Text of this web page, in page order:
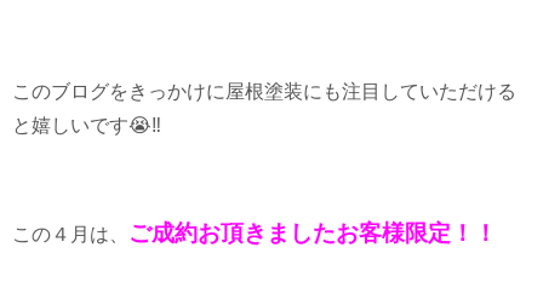
このブログをきっかけに屋根塗装にも注目していただける
と嬉しいです😭‼️
この４月は、 ご成約お頂きましたお客様限定！！